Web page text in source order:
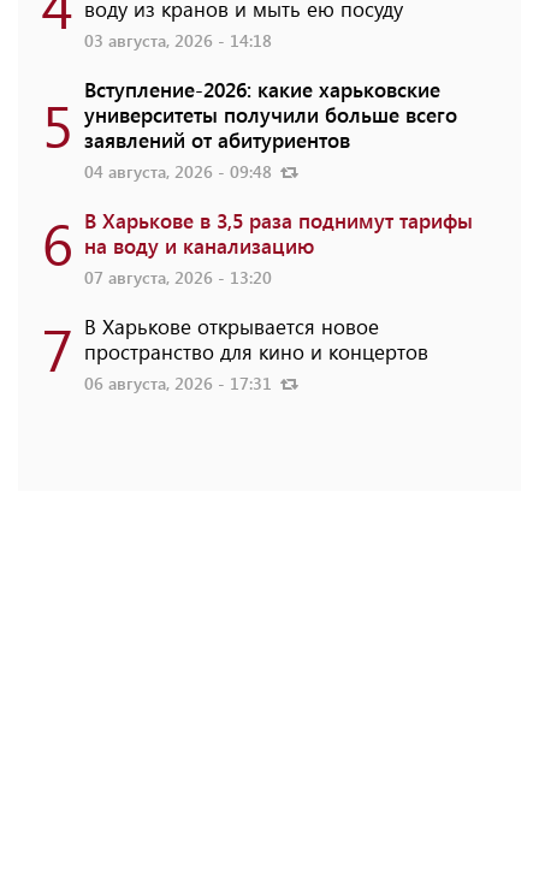
воду из кранов и мыть ею посуду
03 августа, 2026 - 14:18
5 Вступление-2026: какие харьковские
университеты получили больше всего
заявлений от абитуриентов
04 августа, 2026 - 09:48
6 В Харькове в 3,5 раза поднимут тарифы
на воду и канализацию
07 августа, 2026 - 13:20
7 В Харькове открывается новое
пространство для кино и концертов
06 августа, 2026 - 17:31